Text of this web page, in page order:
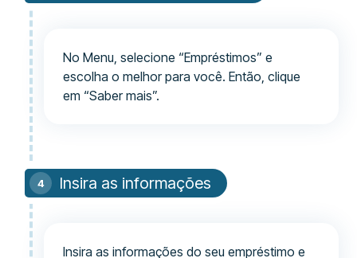
No Menu, selecione “Empréstimos” e
escolha o melhor para você. Então, clique
em “Saber mais”.
Insira as informações
Insira as informações do seu empréstimo e